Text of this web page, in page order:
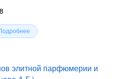
элитной парфюмерии и